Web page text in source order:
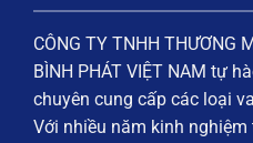
CÔNG TY TNHH THƯƠNG
BÌNH PHÁT VIỆT NAM tự
chuyên cung cấp các loại
Với nhiều năm kinh